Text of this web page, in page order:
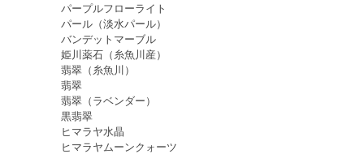
パープルフローライト
パール（淡水パール）
バンデットマーブル
姫川薬石（糸魚川産）
翡翠（糸魚川）
翡翠
翡翠（ラベンダー）
黒翡翠
ヒマラヤ水晶
ヒマラヤムーンクォーツ